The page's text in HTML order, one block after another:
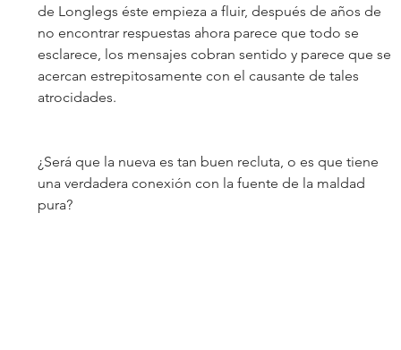
de Longlegs éste empieza a fluir, después de años de
no encontrar respuestas ahora parece que todo se
esclarece, los mensajes cobran sentido y parece que se
acercan estrepitosamente con el causante de tales
atrocidades.
¿Será que la nueva es tan buen recluta, o es que tiene
una verdadera conexión con la fuente de la maldad
pura?